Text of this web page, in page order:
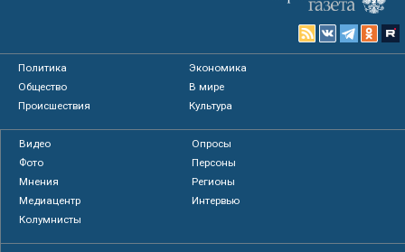
Политика
Экономика
Общество
В мире
Происшествия
Культура
Видео
Опросы
Фото
Персоны
Мнения
Регионы
Медиацентр
Интервью
Колумнисты